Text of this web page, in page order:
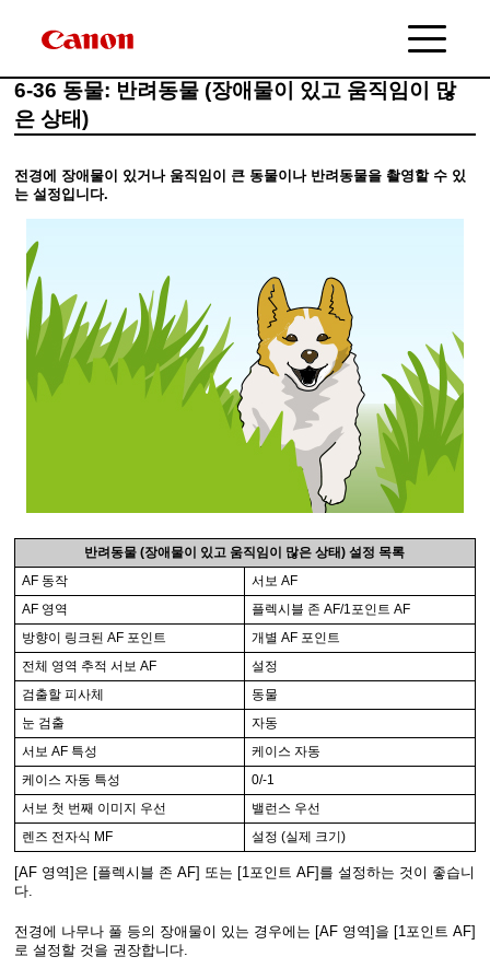
6-36 동물: 반려동물 (장애물이 있고 움직임이 많
은 상태)
전경에 장애물이 있거나 움직임이 큰 동물이나 반려동물을 촬영할 수 있
는 설정입니다.
반려동물 (장애물이 있고 움직임이 많은 상태) 설정 목록
AF 동작 서보 AF
AF 영역 플렉시블 존 AF/1포인트 AF
방향이 링크된 AF 포인트 개별 AF 포인트
전체 영역 추적 서보 AF 설정
검출할 피사체 동물
눈 검출 자동
서보 AF 특성 케이스 자동
케이스 자동 특성 0/-1
서보 첫 번째 이미지 우선 밸런스 우선
렌즈 전자식 MF 설정 (실제 크기)
[AF 영역]은 [플렉시블 존 AF] 또는 [1포인트 AF]를 설정하는 것이 좋습니
다.
전경에 나무나 풀 등의 장애물이 있는 경우에는 [AF 영역]을 [1포인트 AF]
로 설정할 것을 권장합니다.